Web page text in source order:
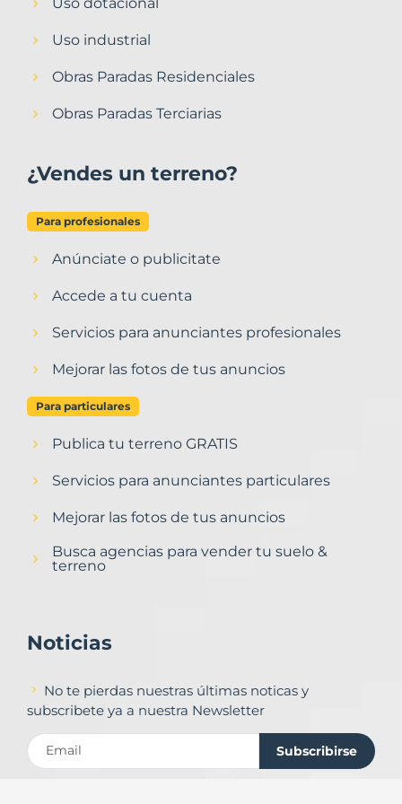
Uso industrial
Obras Paradas Residenciales
Obras Paradas Terciarias
¿Vendes un terreno?
Para profesionales
Anúnciate o publicitate
Accede a tu cuenta
Servicios para anunciantes profesionales
Mejorar las fotos de tus anuncios
Para particulares
Publica tu terreno GRATIS
Servicios para anunciantes particulares
Mejorar las fotos de tus anuncios
Busca agencias para vender tu suelo &
terreno
Noticias
No te pierdas nuestras últimas noticas y
subscribete ya a nuestra Newsletter
Subscribirse